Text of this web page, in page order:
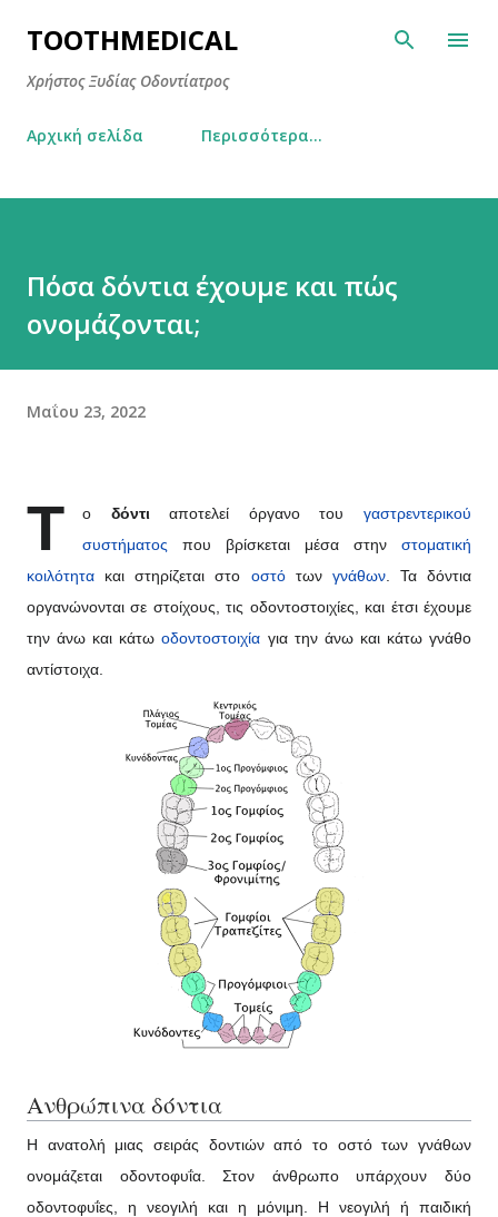
Μετάβαση στο κύριο περιεχόμενο
TOOTHMEDICAL
Χρήστος Ξυδίας Οδοντίατρος
Αρχική σελίδα Περισσότερα…
Πόσα δόντια έχουμε και πώς
ονομάζονται;
Μαΐου 23, 2022
Τ ο δόντι αποτελεί όργανο του
γαστρεντερικού
συστήματος
που βρίσκεται μέσα στην
στοματική
κοιλότητα
και στηρίζεται στο οστό των γνάθων. Τα δόντια
οργανώνονται σε στοίχους, τις οδοντοστοιχίες, και έτσι έχουμε
την άνω και κάτω οδοντοστοιχία για την άνω και κάτω γνάθο
αντίστοιχα.
Ανθρώπινα δόντια
Η ανατολή μιας σειράς δοντιών από το οστό των γνάθων
ονομάζεται οδοντοφυΐα. Στον άνθρωπο υπάρχουν δύο
οδοντοφυΐες, η νεογιλή και η μόνιμη. Η νεογιλή ή παιδική